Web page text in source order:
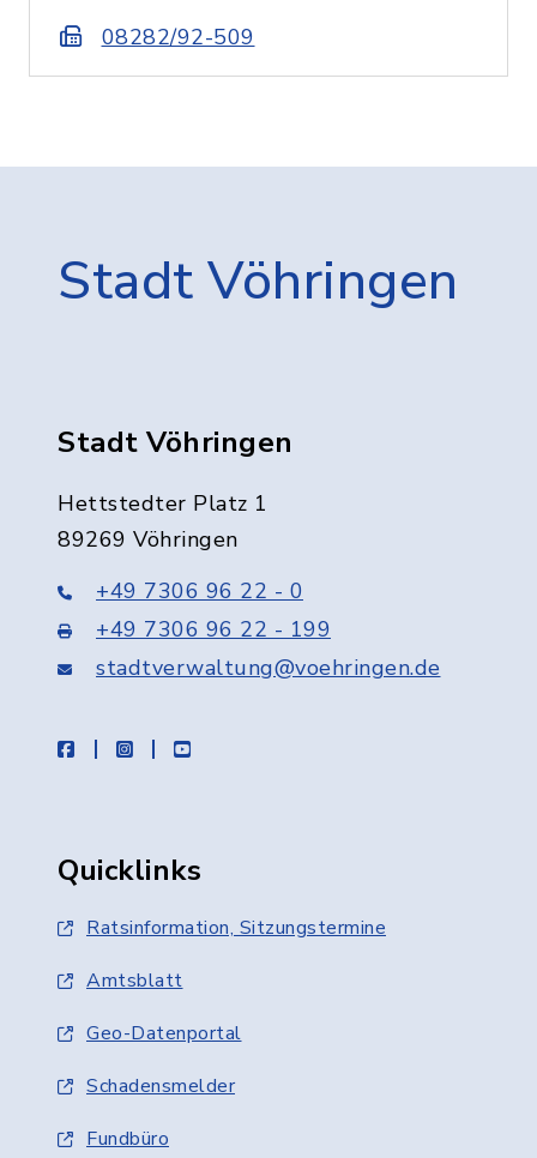
08282/92-509
Stadt Vöhringen
Stadt Vöhringen
Hettstedter Platz 1
89269 Vöhringen
+49 7306 96 22 - 0
+49 7306 96 22 - 199
stadtverwaltung@voehringen.de
facebookinstagramyoutube
Quicklinks
Ratsinformation, Sitzungstermine
Amtsblatt
Geo-Datenportal
Schadensmelder
Fundbüro